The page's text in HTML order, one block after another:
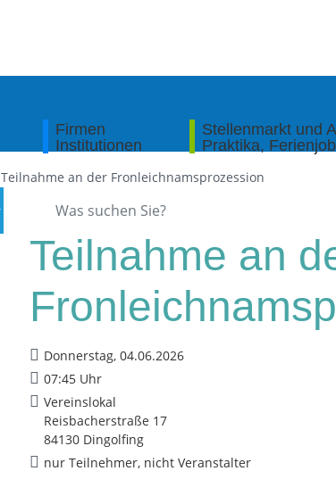
Firmen
Institutionen
Stellenmarkt und
Praktika,
Teilnahme an der Fronleichnamsprozession
Teilnahme an
Donnerstag, 04.06.2026
07:45 Uhr
Vereinslokal
Reisbacherstraße 17
84130 Dingolfing
nur Teilnehmer, nicht Veranstalter